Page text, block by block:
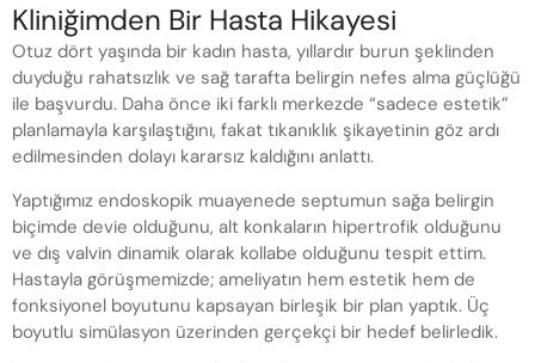
Kliniğimden Bir Hasta Hikayesi
Otuz dört yaşında bir kadın hasta, yıllardır burun şeklinden
duyduğu rahatsızlık ve sağ tarafta belirgin nefes alma güçlüğü
ile başvurdu. Daha önce iki farklı merkezde “sadece estetik”
planlamayla karşılaştığını, fakat tıkanıklık şikayetinin göz ardı
edilmesinden dolayı kararsız kaldığını anlattı.
Yaptığımız endoskopik muayenede septumun sağa belirgin
biçimde devie olduğunu, alt konkaların hipertrofik olduğunu
ve dış valvin dinamik olarak kollabe olduğunu tespit ettim.
Hastayla görüşmemizde; ameliyatın hem estetik hem de
fonksiyonel boyutunu kapsayan birleşik bir plan yaptık. Üç
boyutlu simülasyon üzerinden gerçekçi bir hedef belirledik.